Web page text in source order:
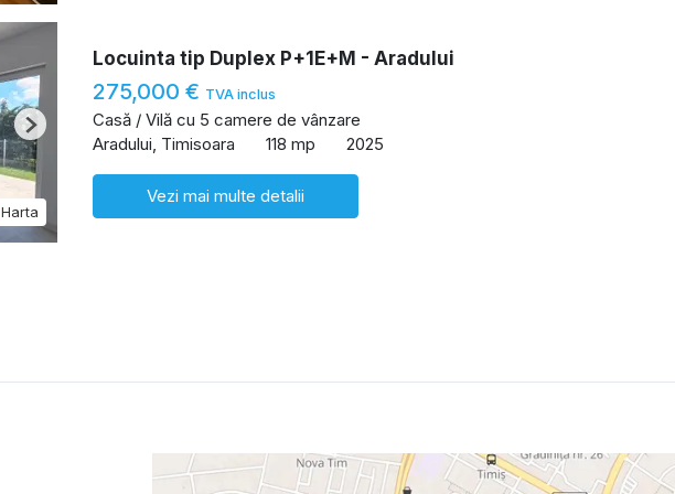
Harta
Next
Locuinta tip Duplex P+1E+M - Aradului
275,000 € TVA inclus
Casă / Vilă cu 5 camere de vânzare
Aradului, Timisoara
118 mp 2025
Vezi mai multe detalii